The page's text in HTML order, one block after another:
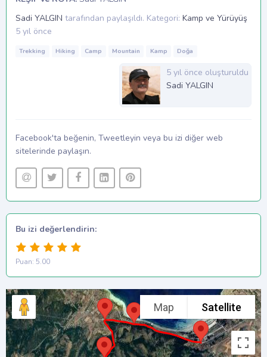
Sadi YALGIN tarafından paylaşıldı. Kategori: Kamp ve Yürüyüş
5 yıl önce
Trekking Hiking Camp Mountain Kamp Doğa
5 yıl önce oluşturuldu
Sadi YALGIN
Facebook'ta beğenin, Tweetleyin veya bu izi diğer web
sitelerinde paylaşın.
Bu izi değerlendirin:
Puan: 5.00
Map Satellite